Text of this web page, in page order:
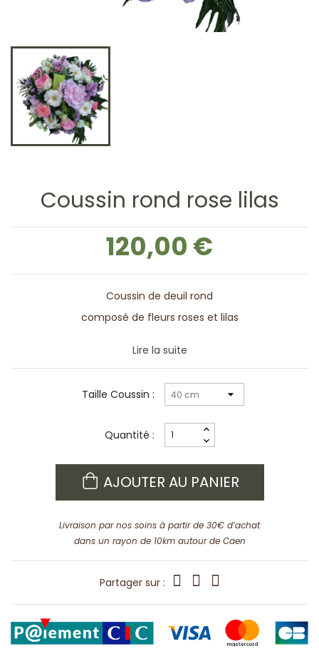
Coussin rond rose lilas
120,00 €
Coussin de deuil rond
composé de fleurs roses et lilas
Lire la suite
Taille Coussin :
Quantité :
AJOUTER AU PANIER
Livraison par nos soins à partir de 30€ d’achat
dans un rayon de 10km autour de Caen
Partager sur :